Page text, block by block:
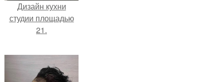
Дизайн кухни
студии площадью
21.